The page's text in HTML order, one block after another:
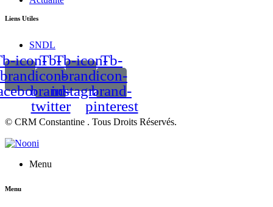
Liens Utiles
SNDL
icon-
brand-
Tb-
icon-
brand-
twitter
Tb-icon-
brand-
instagram
Tb-
icon-
brand-
pinterest
© CRM Constantine . Tous Droits Réservés.
Menu
Menu